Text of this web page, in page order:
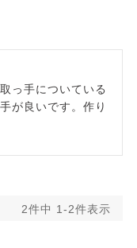
っ手についている
が良いです。作り
2件中 1-2件表示